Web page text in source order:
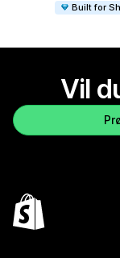
Built for
Vil